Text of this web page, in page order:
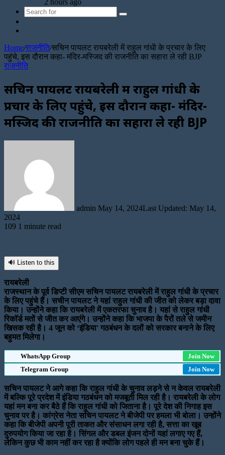
2 hours ago
Search
Home/राजनीति/सचिन पायलट रायबरेली में राहुल गांधी के प्रचार के लिए
पहुंचे, इस दौरान कहा- मंदिर-मस्जिद की राजनीति का सहारा ले रही BJP
राजनीति
सचिन पायलट रायबरेली में राहुल गांधी के
प्रचार के लिए पहुंचे, इस दौरान कहा- मंदिर-
मस्जिद की राजनीति का सहारा ले रही BJP
admin May 14, 2024Last Updated: May 14,
2024
109 1 minute read
🔊 Listen to this
रायबरेली
राजस्थान के पूर्व डिप्टी सीएम सचिन पायलट रायबरेली में राहुल गांधी के प्रचार
के लिए पहुंचे हैं। सचीन पायलट ने यहां राहुल गांधी की जीत को लेकर बड़ा दावा
किया। उन्होंने कहा कि रायबरेली में एकतरफा चुनाव है। यहां से राहुल गांधी
रिकॉर्ड मतों से जीत कर आएंगे। उन्होंने कहा कि भाजपा के पैरों तले से जमीन
खिसक रही है। 4 जून को ‘इंडिया' गठबंधन के दलों को सरकार बनाने के लिए
बहुमत मिलेगा।
WhatsApp Group
Join Now
Telegram Group
Join Now
सचिन पायलट ने आगे कहा कि राहुल गांधी के चुनाव लड़ने से न केवल रायबरेली
में बल्कि पूरे प्रदेश में इंडिया गठबंधन को मजबूती मिल रही है। रायबरेली के लोग
यहां मन बना कर बैठे हैं कि राहुल गांधी को जिताना है। पूरे देश की निगाह इस
चुनाव पर है। कांग्रेस नेता सचिन पायलट ने बीजेपी पर हमला भी बोला। उन्होंने
कहा कि बीजेपी अपनी पूरी ताकत और संसाधन लगा रही है, सत्ता का खूब
दुरुपयोग किया जा रहा है। सिंगल और डबल इंजन दोनों यहां लगाए गए हैं,
लेकिन कुछ भी काम नहीं कर रहा है क्योंकि लोग पहले ही मन बना चुके हैं।